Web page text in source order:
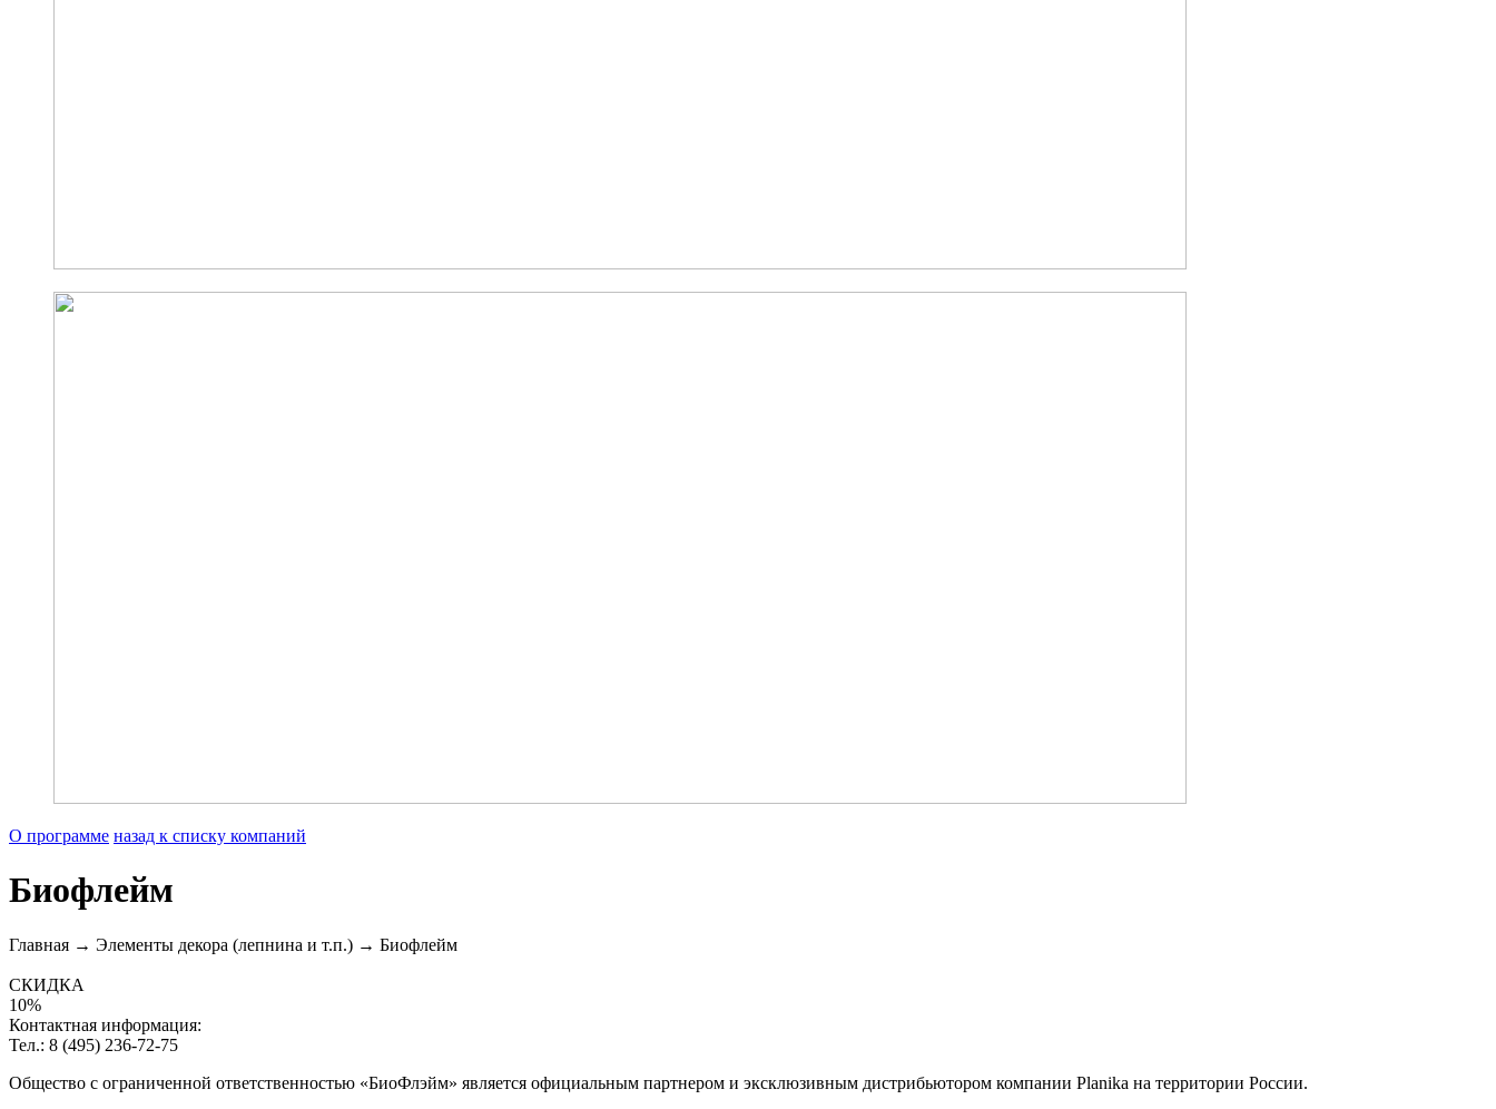
О программе назад к списку компаний
Биофлейм
Главная → Элементы декора (лепнина и т.п.) → Биофлейм
СКИДКА
10%
Контактная информация:
Тел.: 8 (495) 236-72-75
Общество с ограниченной ответственностью «БиоФлэйм» является официальным партнером и эксклюзивным дистрибьютором компании Planika на территории России.